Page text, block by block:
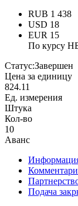
RUB 1 438
USD 18
EUR 15
По курсу
Статус:Завершен
Цена за единицу
824.11
Ед. измерения
Штука
Кол-во
10
Аванс
Подача